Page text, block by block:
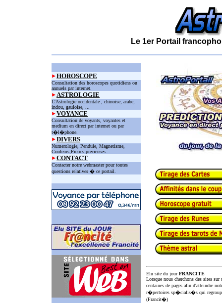
Le 1er Portail
HOROSCOPE
Consultation des horoscopes quotidiens ou
annuels par internet.
ASTROLOGIE
L'Astrologie occidentale , chinoise, arabe,
indou, gauloise, ...
VOYANCE
Consultation de voyants, voyantes et
medium en direct par internet ou par
t�l�phone.
DIVERS
Numerologie, Pendule, Magnetisme,
Couleurs,Pierres precieuses...
CONTACT
Contacter notre webmaster pour toutes
questions relatives � ce portail.
Elu site du jourFRANCITE
Lorsque nous cherchons des sites
centaines de pages afin d'atteindre
r�pertoires sp�cialis�s qui
(Francit�)